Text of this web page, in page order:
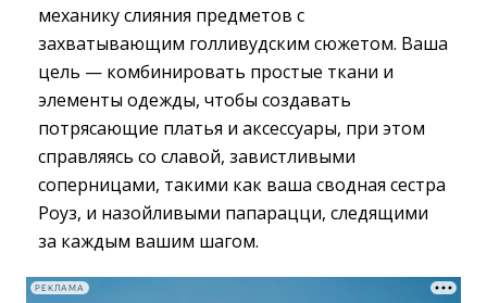
механику слияния предметов с
захватывающим голливудским сюжетом. Ваша
цель — комбинировать простые ткани и
элементы одежды, чтобы создавать
потрясающие платья и аксессуары, при этом
справляясь со славой, завистливыми
соперницами, такими как ваша сводная сестра
Роуз, и назойливыми папарацци, следящими
за каждым вашим шагом.
РЕКЛАМА